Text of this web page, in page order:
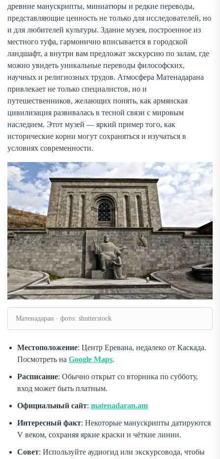
древние манускрипты, миниатюры и редкие переводы,
представляющие ценность не только для исследователей, но
и для любителей культуры. Здание музея, построенное из
местного туфа, гармонично вписывается в городской
ландшафт, а внутри вам предложат экскурсию по залам, где
можно увидеть уникальные переводы философских,
научных и религиозных трудов. Атмосфера Матенадарана
привлекает не только специалистов, но и
путешественников, желающих понять, как армянская
цивилизация развивалась в тесной связи с мировым
наследием. Этот музей — яркий пример того, как
исторические корни могут сохраняться и изучаться в
условиях современности.
Матенадаран · фото: shutterstock
Местоположение: Центр Еревана, недалеко от Каскада.
Посмотреть на Google Maps.
Расписание: Обычно открыт со вторника по субботу,
вход может быть платным.
Официальный сайт: matenadaran.am
Интересный факт: Некоторые манускрипты датируются
V веком, сохраняя яркие краски и чёткие линии.
Совет: Используйте аудиогид или экскурсовода, чтобы